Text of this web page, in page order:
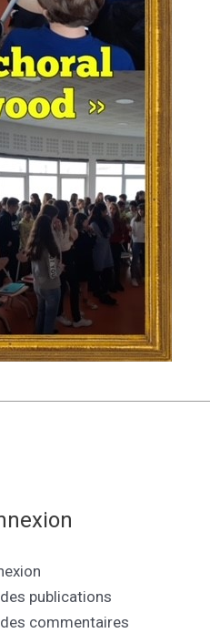
publications
commentaires